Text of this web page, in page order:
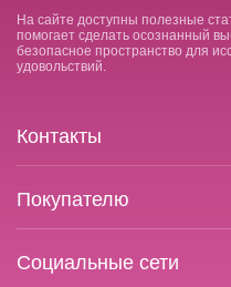
На сайте доступны полезные
помогает сделать осознанный
безопасное пространство для
удовольствий.
Контакты
Покупателю
Социальные сети